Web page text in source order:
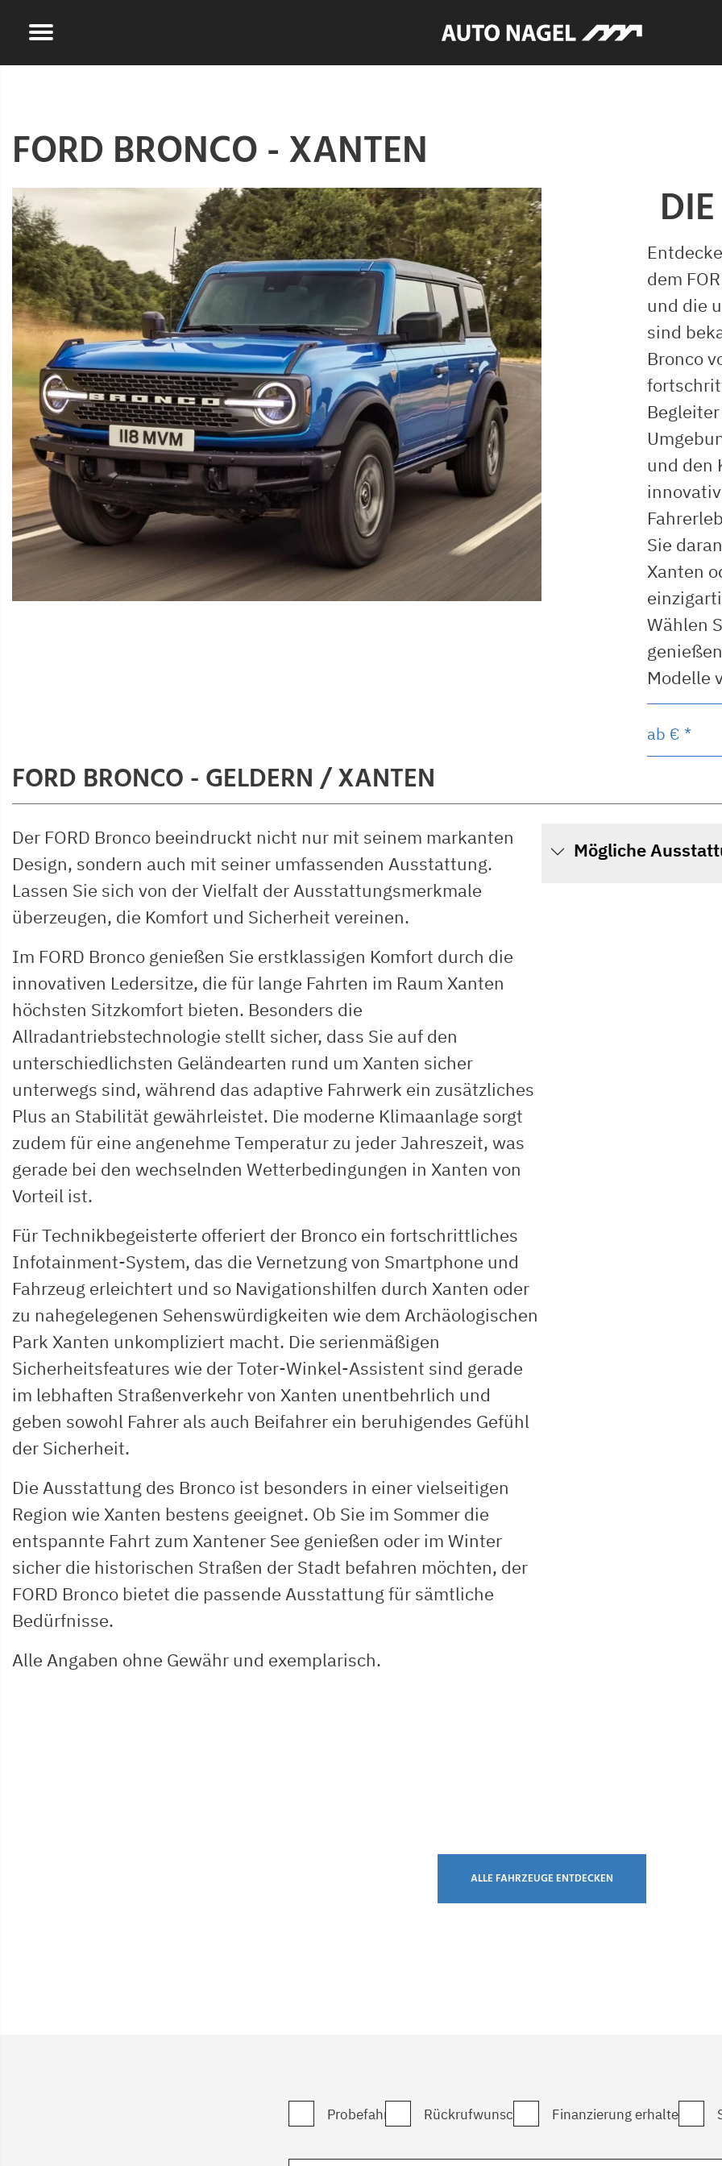
FORD BRONCO - XANTEN
dem
und die
sind
Bronco
und den
Sie
Xanten
Wählen
Modelle
ab € *
FORD BRONCO - GELDERN / XANTEN
Der FORD Bronco beeindruckt nicht nur mit seinem markanten
Design, sondern auch mit seiner umfassenden Ausstattung.
Lassen Sie sich von der Vielfalt der Ausstattungsmerkmale
überzeugen, die Komfort und Sicherheit vereinen.
Im FORD Bronco genießen Sie erstklassigen Komfort durch die
innovativen Ledersitze, die für lange Fahrten im Raum Xanten
höchsten Sitzkomfort bieten. Besonders die
Allradantriebstechnologie stellt sicher, dass Sie auf den
unterschiedlichsten Geländearten rund um Xanten sicher
unterwegs sind, während das adaptive Fahrwerk ein zusätzliches
Plus an Stabilität gewährleistet. Die moderne Klimaanlage sorgt
zudem für eine angenehme Temperatur zu jeder Jahreszeit, was
gerade bei den wechselnden Wetterbedingungen in Xanten von
Vorteil ist.
Für Technikbegeisterte offeriert der Bronco ein fortschrittliches
Infotainment-System, das die Vernetzung von Smartphone und
Fahrzeug erleichtert und so Navigationshilfen durch Xanten oder
zu nahegelegenen Sehenswürdigkeiten wie dem Archäologischen
Park Xanten unkompliziert macht. Die serienmäßigen
Sicherheitsfeatures wie der Toter-Winkel-Assistent sind gerade
im lebhaften Straßenverkehr von Xanten unentbehrlich und
geben sowohl Fahrer als auch Beifahrer ein beruhigendes Gefühl
der Sicherheit.
Die Ausstattung des Bronco ist besonders in einer vielseitigen
Region wie Xanten bestens geeignet. Ob Sie im Sommer die
entspannte Fahrt zum Xantener See genießen oder im Winter
sicher die historischen Straßen der Stadt befahren möchten, der
FORD Bronco bietet die passende Ausstattung für sämtliche
Bedürfnisse.
Alle Angaben ohne Gewähr und exemplarisch.
Mögliche
ALLE FAHRZEUGE ENTDECKEN
Probefahrt Rückrufwunsch Finanzierung erhalten